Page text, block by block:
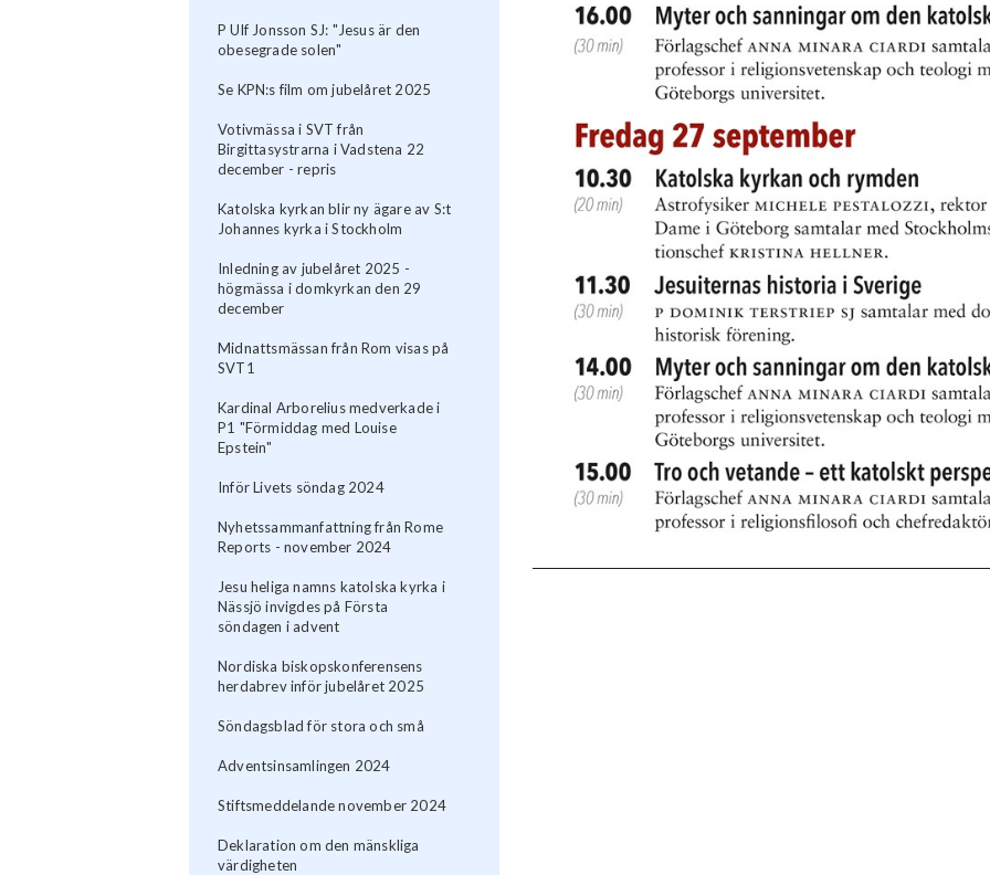
P Ulf Jonsson SJ: "Jesus är den
obesegrade solen"
Se KPN:s film om jubelåret 2025
Votivmässa i SVT från
Birgittasystrarna i Vadstena 22
december - repris
Katolska kyrkan blir ny ägare av S:t
Johannes kyrka i Stockholm
Inledning av jubelåret 2025 -
högmässa i domkyrkan den 29
december
Midnattsmässan från Rom visas på
SVT1
Kardinal Arborelius medverkade i
P1 "Förmiddag med Louise
Epstein"
Inför Livets söndag 2024
Nyhetssammanfattning från Rome
Reports - november 2024
Jesu heliga namns katolska kyrka i
Nässjö invigdes på Första
söndagen i advent
Nordiska biskopskonferensens
herdabrev inför jubelåret 2025
Söndagsblad för stora och små
Adventsinsamlingen 2024
Stiftsmeddelande november 2024
Deklaration om den mänskliga
värdigheten